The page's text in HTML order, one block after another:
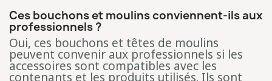
Ces bouchons et moulins conviennent-ils aux
professionnels ?
Oui, ces bouchons et têtes de moulins
peuvent convenir aux professionnels si les
accessoires sont compatibles avec les
contenants et les produits utilisés. Ils sont